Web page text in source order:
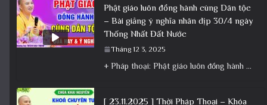
Phật giáo luôn đồng hành cùng Dân tộc
– Bài giảng ý nghĩa nhân dịp 30/4 ngày
Thống Nhất Đất Nước
Tháng 12 3, 2025
+ Pháp thoại: Phật giáo luôn đồng hành cùng Dân tộc – Bài giảng ý nghĩa nhân dịp 30/4 ngày
[ 23.11.2025 ] Thời Pháp Thoại – Khóa